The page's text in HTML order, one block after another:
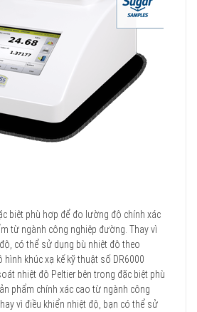
biệt phù hợp để đo lường độ chính xác
từ ngành công nghiệp đường. Thay vì
có thể sử dụng bù nhiệt độ theo
hình khúc xạ kế kỹ thuật số DR6000
nhiệt độ Peltier bên trong đặc biệt phù
phẩm chính xác cao từ ngành công
vì điều khiển nhiệt độ, bạn có thể sử